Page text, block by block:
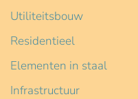
Utiliteitsbouw
Residentieel
Elementen in staal
Infrastructuur